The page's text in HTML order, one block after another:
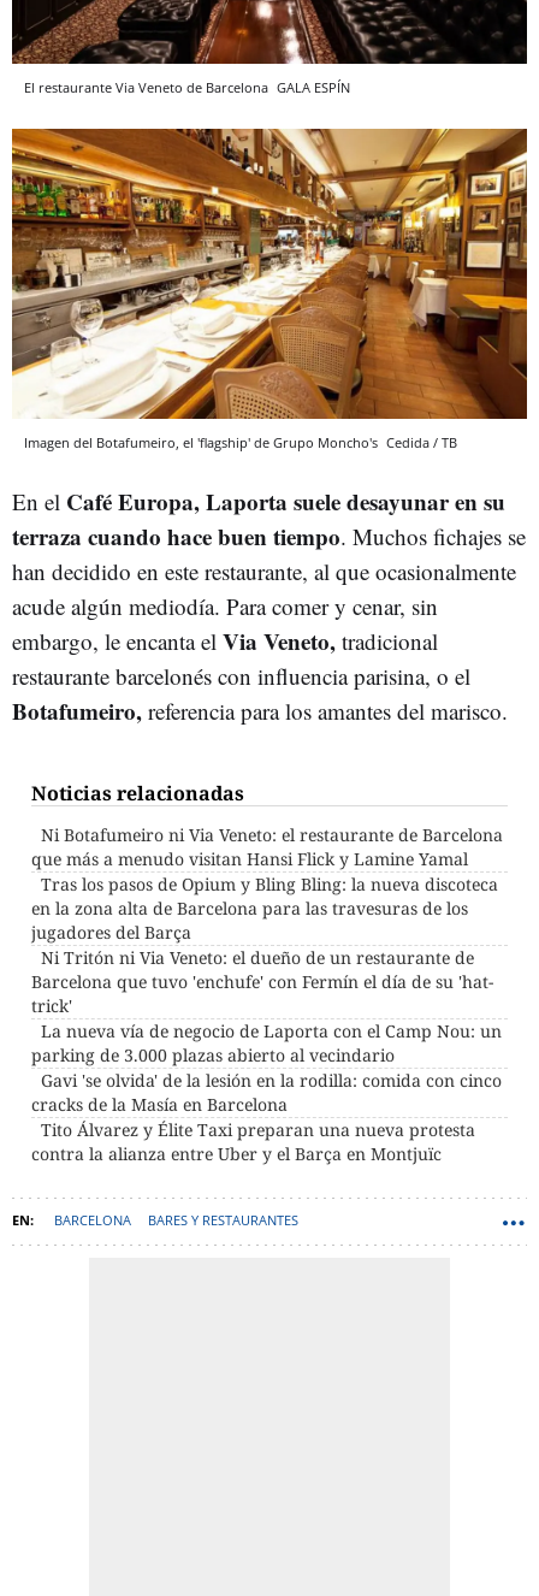
El restaurante Via Veneto de Barcelona GALA ESPÍN
Imagen del Botafumeiro, el 'flagship' de Grupo Moncho's Cedida / TB
En el Café Europa, Laporta suele desayunar en su
terraza cuando hace buen tiempo. Muchos fichajes se
han decidido en este restaurante, al que ocasionalmente
acude algún mediodía. Para comer y cenar, sin
embargo, le encanta el Via Veneto, tradicional
restaurante barcelonés con influencia parisina, o el
Botafumeiro, referencia para los amantes del marisco.
Noticias relacionadas
Ni Botafumeiro ni Via Veneto: el restaurante de Barcelona
que más a menudo visitan Hansi Flick y Lamine Yamal
Tras los pasos de Opium y Bling Bling: la nueva discoteca
en la zona alta de Barcelona para las travesuras de los
jugadores del Barça
Ni Tritón ni Via Veneto: el dueño de un restaurante de
Barcelona que tuvo 'enchufe' con Fermín el día de su 'hat-
trick'
La nueva vía de negocio de Laporta con el Camp Nou: un
parking de 3.000 plazas abierto al vecindario
Gavi 'se olvida' de la lesión en la rodilla: comida con cinco
cracks de la Masía en Barcelona
Tito Álvarez y Élite Taxi preparan una nueva protesta
contra la alianza entre Uber y el Barça en Montjuïc
BARCELONA BARES Y RESTAURANTES